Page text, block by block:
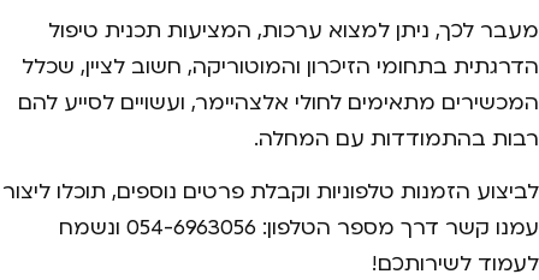
מעבר לכך, ניתן למצוא ערכות, המציעות תכנית טיפול
הדרגתית בתחומי הזיכרון והמוטוריקה, חשוב לציין, שכלל
המכשירים מתאימים לחולי אלצהיימר, ועשויים לסייע להם
רבות בהתמודדות עם המחלה.
לביצוע הזמנות טלפוניות וקבלת פרטים נוספים, תוכלו ליצור
עמנו קשר דרך מספר הטלפון: 054-6963056 ונשמח
לעמוד לשירותכם!